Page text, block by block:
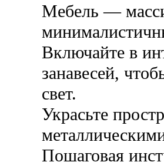
Мебель —
Включайте в
занавесей,
свет.
Украсьте
Пошаговая